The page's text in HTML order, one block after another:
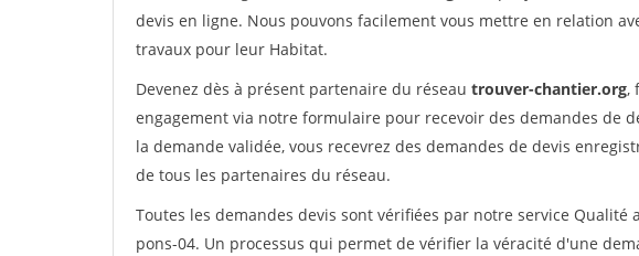
devis en ligne. Nous pouvons facilement vous mettre en relation
travaux pour leur Habitat.
Devenez dès à présent partenaire du réseau trouver-chantier.org,
engagement via notre formulaire pour recevoir des demandes de
la demande validée, vous recevrez des demandes de devis
de tous les partenaires du réseau.
Toutes les demandes devis sont vérifiées par notre service Qualité
pons-04. Un processus qui permet de vérifier la véracité d'une